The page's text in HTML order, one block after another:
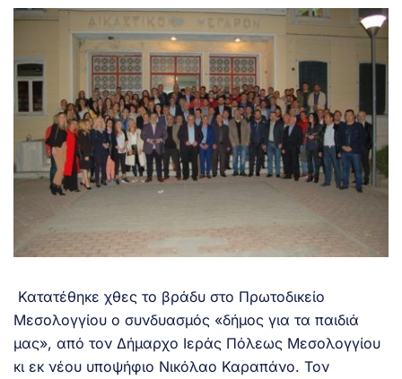
Κατατέθηκε χθες το βράδυ στο Πρωτοδικείο
Μεσολογγίου ο συνδυασμός «δήμος για τα παιδιά
μας», από τον Δήμαρχο Ιεράς Πόλεως Μεσολογγίου
κι εκ νέου υποψήφιο Νικόλαο Καραπάνο. Τον